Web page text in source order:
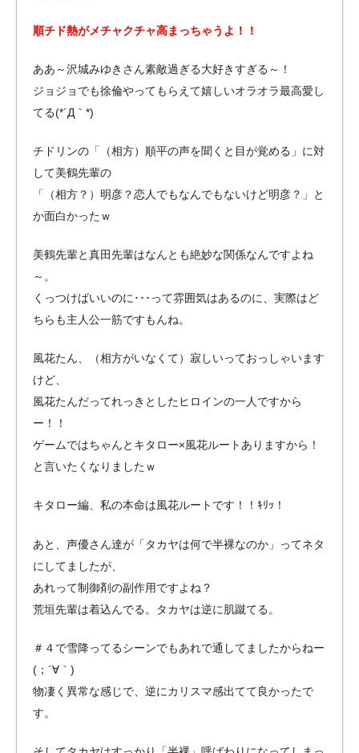
順チド熱がメチャクチャ高まっちゃうよ！！
ああ～沢城みゆきさん素敵過ぎる大好きすぎる～！
ジョジョでも徐倫やってもらえて嬉しいオラオラ最高愛し
てる(*´Д｀*)
チドリンの「（相方）順平の声を聞くと目が覚める」に対
して美鶴先輩の
「（相方？）明彦？恋人でもなんでもないけど明彦？」と
か面白かったｗ
美鶴先輩と真田先輩はなんとも絶妙な関係なんですよね
～。
くっつけばいいのに･･･って雰囲気はあるのに、実際はど
ちらも主人公一筋ですもんね。
風花たん、（相方がいなくて）寂しいっておっしゃいます
けど、
風花たんだってれっきとしたヒロインの一人ですから
ー！！
ゲームではちゃんとキタロー×風花ルートありますから！
と言いたくなりましたｗ
キタロー編、私の本命は風花ルートです！！ｷﾘｯ！
あと、声優さん達が「タカヤは何で半裸なのか」ってネタ
にしてましたが、
あれって制御剤の副作用ですよね？
荒垣先輩は着込んでる。タカヤは逆に肌蹴てる。
＃４で雪降ってるシーンでもあれで通してましたからねー
(；´∀｀)
物凄く異常な感じで、逆にカリスマ感出てて良かったで
す。